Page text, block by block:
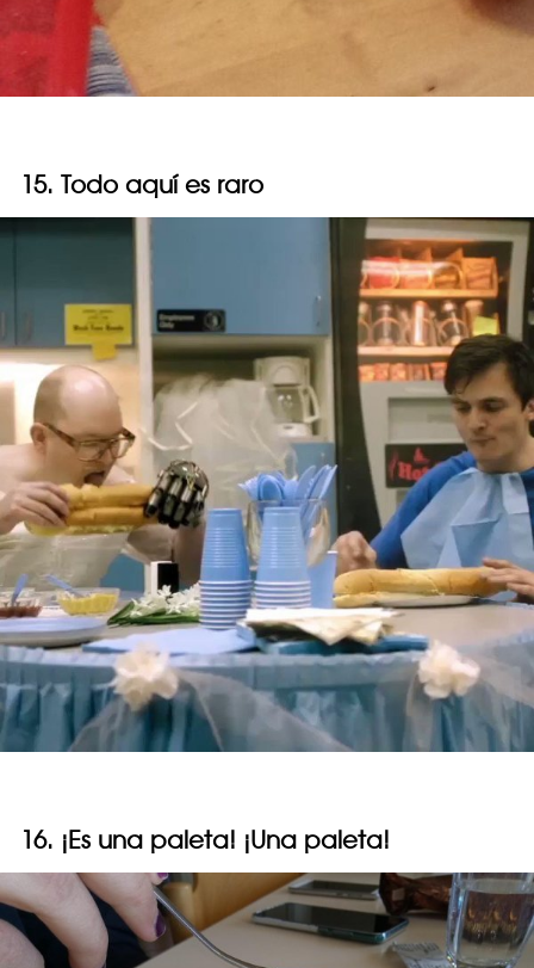
15. Todo aquí es raro
16. ¡Es una paleta! ¡Una paleta!